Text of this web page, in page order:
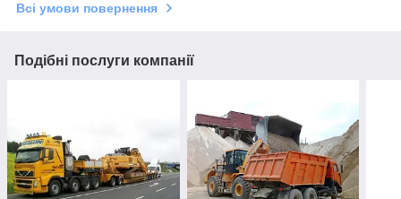
Всі умови повернення
Подібні послуги компанії